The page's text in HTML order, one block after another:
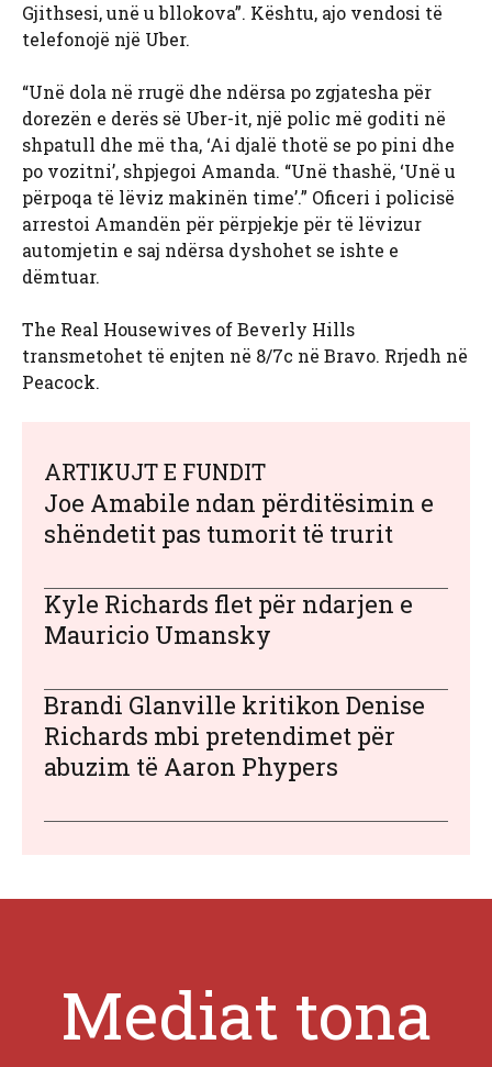
Gjithsesi, unë u bllokova”. Kështu, ajo vendosi të
telefonojë një Uber.
“Unë dola në rrugë dhe ndërsa po zgjatesha për
dorezën e derës së Uber-it, një polic më goditi në
shpatull dhe më tha, ‘Ai djalë thotë se po pini dhe
po vozitni’, shpjegoi Amanda. “Unë thashë, ‘Unë u
përpoqa të lëviz makinën time’.” Oficeri i policisë
arrestoi Amandën për përpjekje për të lëvizur
automjetin e saj ndërsa dyshohet se ishte e
dëmtuar.
The Real Housewives of Beverly Hills
transmetohet të enjten në 8/7c në Bravo. Rrjedh në
Peacock.
ARTIKUJT E FUNDIT
Joe Amabile ndan përditësimin e
shëndetit pas tumorit të trurit
Kyle Richards flet për ndarjen e
Mauricio Umansky
Brandi Glanville kritikon Denise
Richards mbi pretendimet për
abuzim të Aaron Phypers
Mediat tona